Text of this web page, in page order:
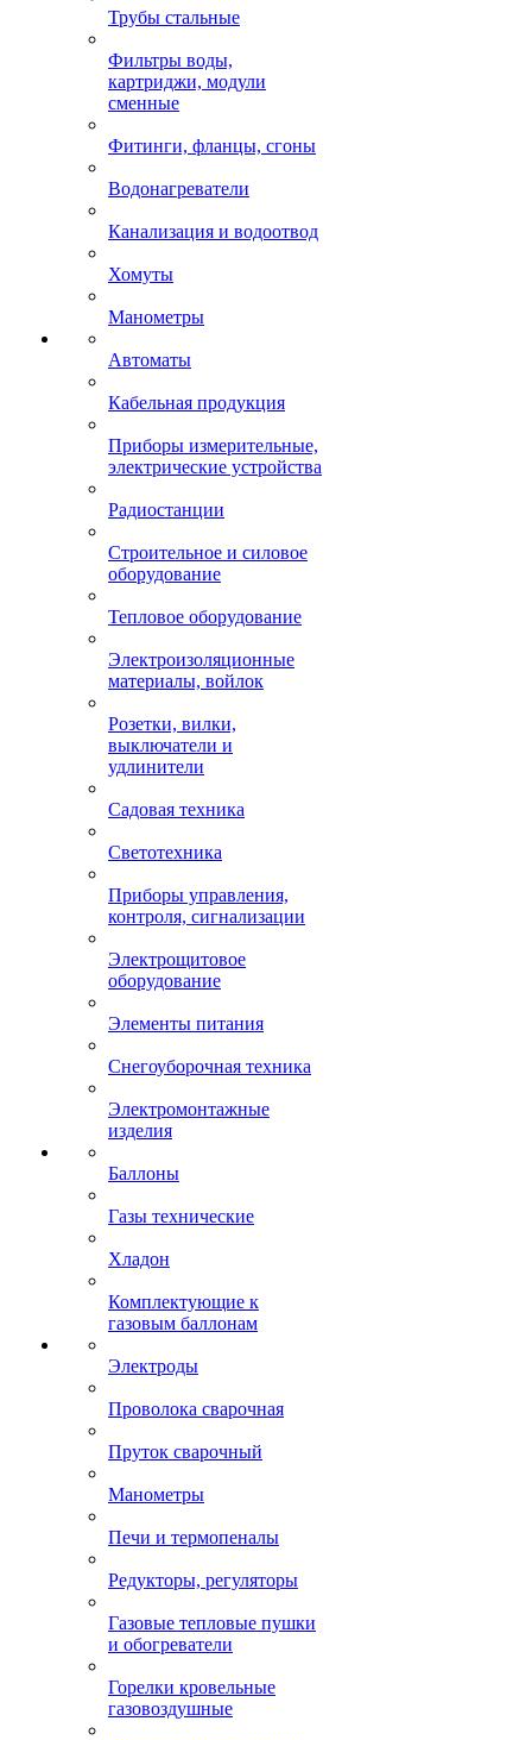
Трубы стальные
Фильтры воды,
картриджи, модули
сменные
Фитинги, фланцы, сгоны
Водонагреватели
Канализация и водоотвод
Хомуты
Манометры
Автоматы
Кабельная продукция
Приборы измерительные,
электрические устройства
Радиостанции
Строительное и силовое
оборудование
Тепловое оборудование
Электроизоляционные
материалы, войлок
Розетки, вилки,
выключатели и
удлинители
Садовая техника
Светотехника
Приборы управления,
контроля, сигнализации
Электрощитовое
оборудование
Элементы питания
Снегоуборочная техника
Электромонтажные
изделия
Баллоны
Газы технические
Хладон
Комплектующие к
газовым баллонам
Электроды
Проволока сварочная
Пруток сварочный
Манометры
Печи и термопеналы
Редукторы, регуляторы
Газовые тепловые пушки
и обогреватели
Горелки кровельные
газовоздушные